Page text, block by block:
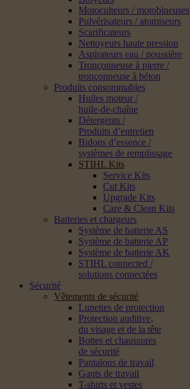
Motoculteurs / motobineuses
Pulvérisateurs / atomiseurs
Scarificateurs
Nettoyeurs haute pression
Aspirateurs eau / poussière
Tronçonneuse à pierre /
tronçonneuse à béton
Produits consommables
Huiles moteur /
huile-de-chaîne
Détergents /
Produits d’entretien
Bidons d’essence /
systèmes de remplissage
STIHL Kits
Service Kits
Cut Kits
Upgrade Kits
Care & Clean Kits
Batteries et chargeurs
Système de batterie AS
Système de batterie AP
Système de batterie AK
STIHL connected /
solutions connectées
Sécurité
Vêtements de sécurité
Lunettes de protection
Protection auditive,
du visage et de la tête
Bottes et chaussures
de sécurité
Pantalons de travail
Gants de travail
T-shirts et vestes